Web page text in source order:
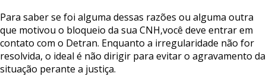
Para saber se foi alguma dessas razões ou alguma outra
que motivou o bloqueio da sua CNH,você deve entrar em
contato com o Detran. Enquanto a irregularidade não for
resolvida, o ideal é não dirigir para evitar o agravamento da
situação perante a justiça.